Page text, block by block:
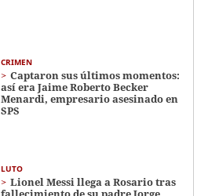
CRIMEN
Captaron sus últimos momentos:
así era Jaime Roberto Becker
Menardi​​​, empresario asesinado en
SPS
LUTO
Lionel Messi llega a Rosario tras